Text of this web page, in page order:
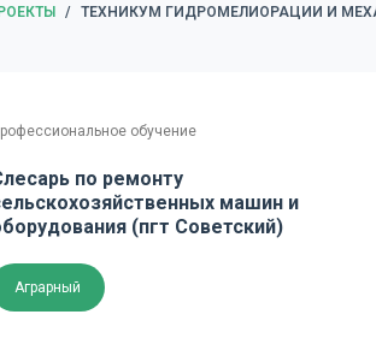
/ ТЕХНИКУМ ГИДРОМЕЛИОРАЦИИ И
обучение
по ремонту
машин и
(пгт Советский)
Аграрный